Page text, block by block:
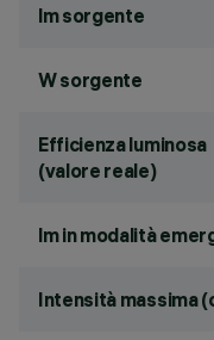
lm sorgente
W sorgente
Efficienza luminosa
(valore reale)
lm in modalità
Intensità massima